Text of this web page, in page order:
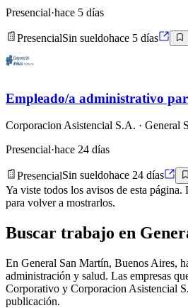
Presencial·hace 5 días
PresencialSin sueldohace 5 días
Empleado/a administrativo
Corporacion Asistencial S.A. · General
Presencial·hace 24 días
PresencialSin sueldohace 24 días
Ya viste todos los avisos de esta
para volver a mostrarlos.
Buscar trabajo en
En General San Martín, Buenos Aires,
administración y salud. Las empresas
Corporativo y Corporacion Asistencial
publicación.